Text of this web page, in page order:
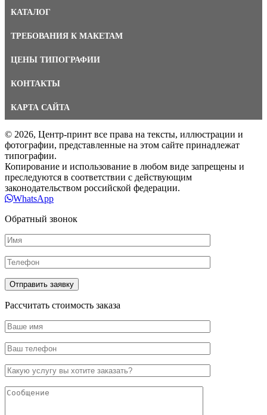
КАТАЛОГ
ТРЕБОВАНИЯ К МАКЕТАМ
ЦЕНЫ ТИПОГРАФИИ
КОНТАКТЫ
КАРТА САЙТА
© 2026, Центр-принт все права на тексты, иллюстрации и
фотографии, представленные на этом сайте принадлежат
типографии.
Копирование и использование в любом виде запрещены и
преследуются в соответствии с действующим
законодательством российской федерации.
WhatsApp
Обратный звонок
Рассчитать стоимость заказа